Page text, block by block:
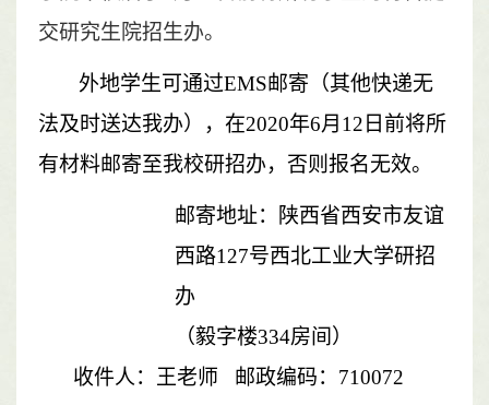
交研究生院招生办。
外地学生可通过EMS邮寄（其他快递无
法及时送达我办），在2020年6月 12 日前将所
有材料邮寄至我校研招办，否则报名无效。
邮寄地址：陕西省西安市友谊
西路127号西北工业大学研招
办
（毅字楼334房间）
收件人： 王老师 邮政编码： 710072